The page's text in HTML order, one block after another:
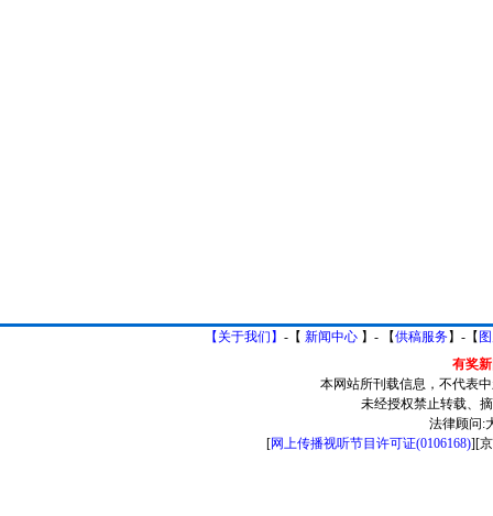
【关于我们】 -【 新闻中心】- 【供稿服务】-【
有奖
本网站所刊载信息，不代表
未经授权禁止转载、
法律顾问:
[网上传播视听节目许可证(0106168)][